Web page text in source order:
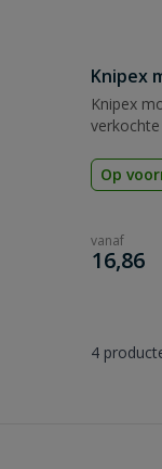
Knipex
Knipex
Op
vanaf
€
16,86
4